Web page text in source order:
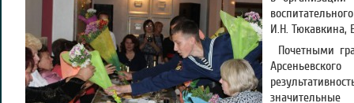
И.Н. Тюкавкина,
Почетными